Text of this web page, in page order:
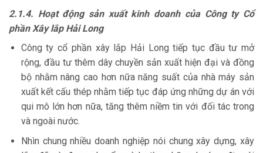
2.1.4. Hoạt động sản xuất kinh doanh của Công ty Cổ
phần Xây lắp Hải Long
Công ty cổ phần xây lắp Hải Long tiếp tục đầu tư mở
rộng, đầu tư thêm dây chuyền sản xuất hiện đại và đồng
bộ nhằm nâng cao hơn nữa năng suất của nhà máy sản
xuất kết cấu thép nhằm tiếp tục đáp ứng những dự án với
qui mô lớn hơn nữa, tăng thêm niềm tin với đối tác trong
và ngoài nước.
Nhìn chung nhiều doanh nghiệp nói chung xây dựng, xây